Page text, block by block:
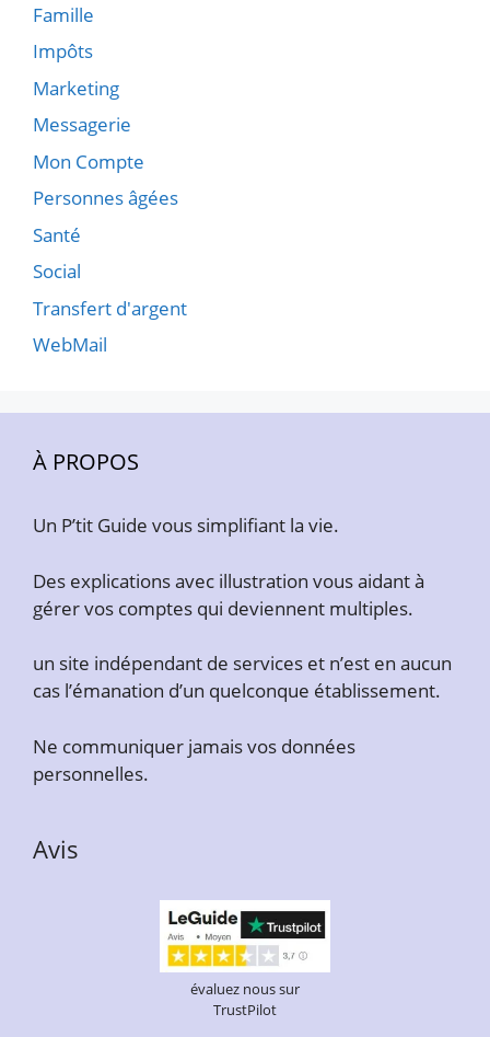
Famille
Impôts
Marketing
Messagerie
Mon Compte
Personnes âgées
Santé
Social
Transfert d'argent
WebMail
À PROPOS
Un P’tit Guide vous simplifiant la vie.
Des explications avec illustration vous aidant à
gérer vos comptes qui deviennent multiples.
un site indépendant de services et n’est en aucun
cas l’émanation d’un quelconque établissement.
Ne communiquer jamais vos données
personnelles.
Avis
évaluez nous sur
TrustPilot